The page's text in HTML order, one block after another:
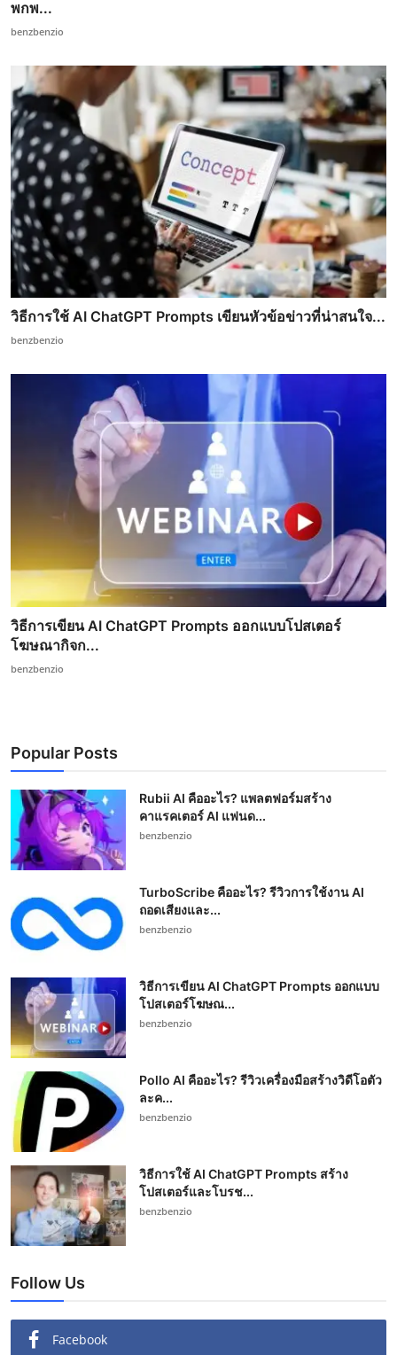
พกพ...
benzbenzio
วิธีการใช้ AI ChatGPT Prompts เขียนหัวข้อข่าวที่น่าสนใจ...
benzbenzio
วิธีการเขียน AI ChatGPT Prompts ออกแบบโปสเตอร์
โฆษณากิจก...
benzbenzio
Popular Posts
Rubii AI คืออะไร? แพลตฟอร์มสร้าง
คาแรคเตอร์ AI แฟนด...
benzbenzio
TurboScribe คืออะไร? รีวิวการใช้งาน AI
ถอดเสียงและ...
benzbenzio
วิธีการเขียน AI ChatGPT Prompts ออกแบบ
โปสเตอร์โฆษณ...
benzbenzio
Pollo AI คืออะไร? รีวิวเครื่องมือสร้างวิดีโอตัว
ละค...
benzbenzio
วิธีการใช้ AI ChatGPT Prompts สร้าง
โปสเตอร์และโบรช...
benzbenzio
Follow Us
Facebook